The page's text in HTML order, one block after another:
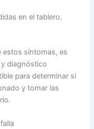
en el tablero.
estos síntomas, es
diagnóstico
para determinar si
y tomar las